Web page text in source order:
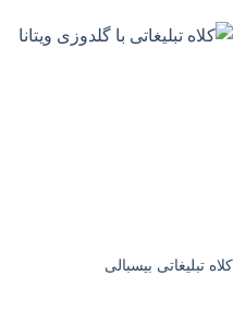
کلاه تبلیغاتی بیسبالی